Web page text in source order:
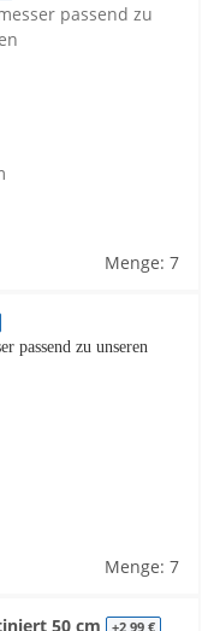
passend zu
Menge: 7
passend zu unseren
Menge: 7
50 cm +2,99 €